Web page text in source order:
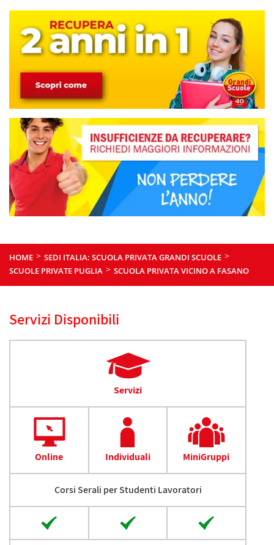
HOME > SEDI ITALIA: SCUOLA PRIVATA GRANDI SCUOLE >
SCUOLE PRIVATE PUGLIA > SCUOLA PRIVATA VICINO A FASANO
Servizi Disponibili
Servizi
Online Individuali MiniGruppi
Corsi Serali per Studenti Lavoratori